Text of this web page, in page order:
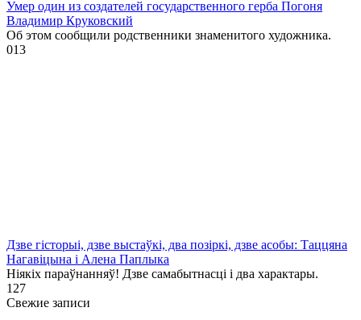
Умер один из создателей государственного герба Погоня
Владимир Круковский
Об этом сообщили родственники знаменитого художника.
013
Дзве гісторыі, дзве выстаўкі, два позіркі, дзве асобы: Таццяна
Нагавіцына і Алена Паплыка
Ніякіх параўнанняў! Дзве самабытнасці і два характары.
1 27
Свежие записи